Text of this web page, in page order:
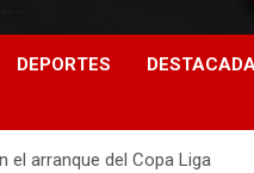
DEPORTES
el arranque del Copa Liga